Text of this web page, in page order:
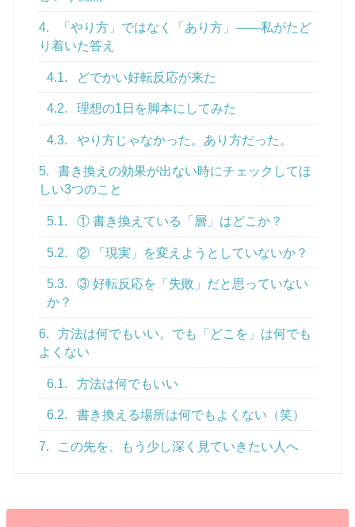
4.
「やり方」ではなく「あり方」——私がたど
り着いた答え
4.1. どでかい好転反応が来た
4.2. 理想の1日を脚本にしてみた
4.3. やり方じゃなかった。あり方だった。
5.
書き換えの効果が出ない時にチェックしてほ
しい3つのこと
5.1. ① 書き換えている「層」はどこか？
5.2. ② 「現実」を変えようとしていないか？
5.3.
③ 好転反応を「失敗」だと思っていない
か？
6.
方法は何でもいい。でも「どこを」は何でも
よくない
6.1. 方法は何でもいい
6.2. 書き換える場所は何でもよくない（笑）
7. この先を、もう少し深く見ていきたい人へ